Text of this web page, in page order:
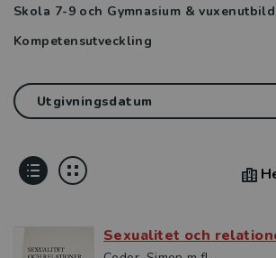
Skola 7-9 och Gymnasium &
Kompetensutveckling
Sexualitet och